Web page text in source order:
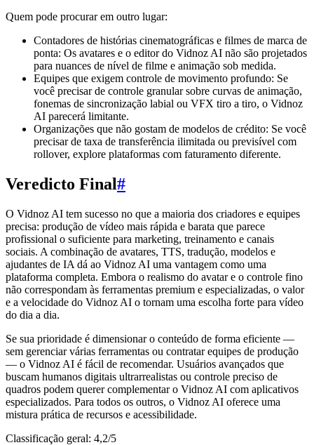
Quem pode procurar em outro lugar:
Contadores de histórias cinematográficas e filmes de marca de
ponta: Os avatares e o editor do Vidnoz AI não são projetados
para nuances de nível de filme e animação sob medida.
Equipes que exigem controle de movimento profundo: Se
você precisar de controle granular sobre curvas de animação,
fonemas de sincronização labial ou VFX tiro a tiro, o Vidnoz
AI parecerá limitante.
Organizações que não gostam de modelos de crédito: Se você
precisar de taxa de transferência ilimitada ou previsível com
rollover, explore plataformas com faturamento diferente.
Veredicto Final#
O Vidnoz AI tem sucesso no que a maioria dos criadores e equipes
precisa: produção de vídeo mais rápida e barata que parece
profissional o suficiente para marketing, treinamento e canais
sociais. A combinação de avatares, TTS, tradução, modelos e
ajudantes de IA dá ao Vidnoz AI uma vantagem como uma
plataforma completa. Embora o realismo do avatar e o controle fino
não correspondam às ferramentas premium e especializadas, o valor
e a velocidade do Vidnoz AI o tornam uma escolha forte para vídeo
do dia a dia.
Se sua prioridade é dimensionar o conteúdo de forma eficiente —
sem gerenciar várias ferramentas ou contratar equipes de produção
— o Vidnoz AI é fácil de recomendar. Usuários avançados que
buscam humanos digitais ultrarrealistas ou controle preciso de
quadros podem querer complementar o Vidnoz AI com aplicativos
especializados. Para todos os outros, o Vidnoz AI oferece uma
mistura prática de recursos e acessibilidade.
Classificação geral: 4,2/5